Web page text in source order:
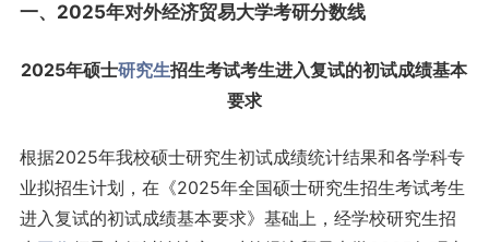
一、2025年对外经济贸易大学考研分数线
2025年硕士研究生招生考试考生进入复试的初试成绩基本
要求
根据2025年我校硕士研究生初试成绩统计结果和各学科专
业拟招生计划，在《2025年全国硕士研究生招生考试考生
进入复试的初试成绩基本要求》基础上，经学校研究生招